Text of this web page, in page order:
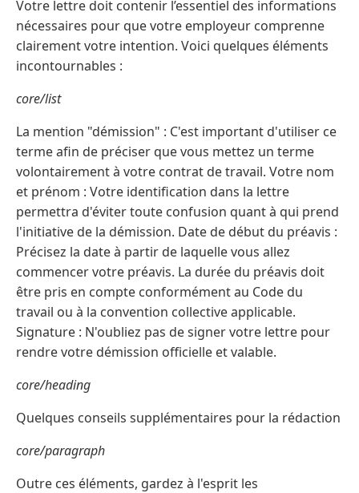
Votre lettre doit contenir l’essentiel des informations
nécessaires pour que votre employeur comprenne
clairement votre intention. Voici quelques éléments
incontournables :
core/list
La mention "démission" : C'est important d'utiliser ce
terme afin de préciser que vous mettez un terme
volontairement à votre contrat de travail. Votre nom
et prénom : Votre identification dans la lettre
permettra d'éviter toute confusion quant à qui prend
l'initiative de la démission. Date de début du préavis :
Précisez la date à partir de laquelle vous allez
commencer votre préavis. La durée du préavis doit
être pris en compte conformément au Code du
travail ou à la convention collective applicable.
Signature : N'oubliez pas de signer votre lettre pour
rendre votre démission officielle et valable.
core/heading
Quelques conseils supplémentaires pour la rédaction
core/paragraph
Outre ces éléments, gardez à l'esprit les